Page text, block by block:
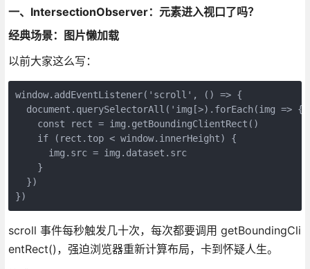
一、IntersectionObserver：元素进入视口了吗？
经典场景：图片懒加载
以前大家这么写：
window.addEventListener('scroll', () => {
  document.querySelectorAll('img[>).forEach(img => {
    const rect = img.getBoundingClientRect()
    if (rect.top < window.innerHeight) {
      img.src = img.dataset.src
    }
  })
})
scroll 事件每秒触发几十次，每次都要调用 getBoundingCli
entRect()，强迫浏览器重新计算布局，卡到怀疑人生。